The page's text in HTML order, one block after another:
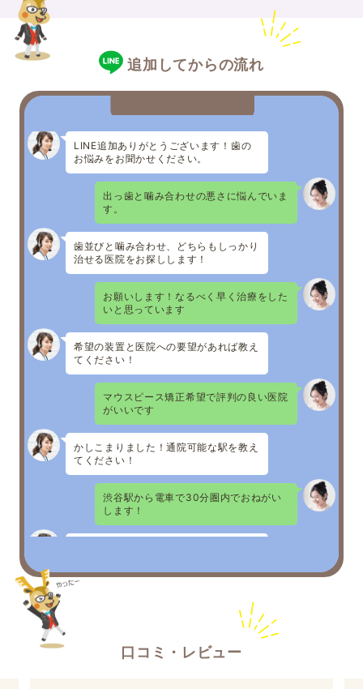
追加してからの流れ
LINE追加ありがとうございます！歯の
お悩みをお聞かせください。
出っ歯と噛み合わせの悪さに悩んでいま
す。
歯並びと噛み合わせ、どちらもしっかり
治せる医院をお探しします！
お願いします！なるべく早く治療をした
いと思っています
希望の装置と医院への要望があれば教え
てください！
マウスピース矯正希望で評判の良い医院
がいいです
かしこまりました！通院可能な駅を教え
てください！
渋谷駅から電車で30分圏内でおねがい
します！
・マウスピース矯正症例累計実績1000
・様々な歯並びに対応したマウスピース
口コミ・レビュー